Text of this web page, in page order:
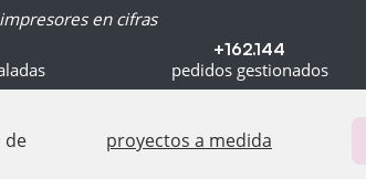
en cifras
+162.144
pedidos gestionados
de proyectos a medida